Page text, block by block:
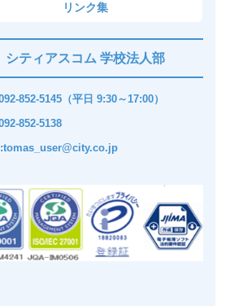
リンク集
シティアスコム 学校法人部
852-5145（平日 9:30～17:00）
852-5138